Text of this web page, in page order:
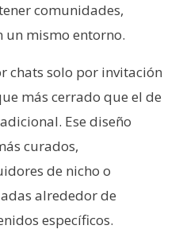
comunidades,
un mismo entorno.
chats solo por invitación
más cerrado que el de
Ese diseño
curados,
de nicho o
alrededor de
específicos.